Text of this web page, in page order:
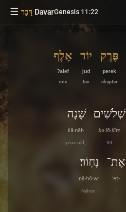
☰ דָּבָר·DavarGenesis 11:22
פֶּרֶק
peɾek
chapter
יוֹד
jʊd
ten
אָלֶף
ʔalef
one
שְׁלֹשִׁים
šə·lō·šîm
30
שָׁנָה
šā·nāh
years old ,
אֶת־
’eṯ-
-
נָחֽוֹר׃
nā·ḥō·wr
Nahor .